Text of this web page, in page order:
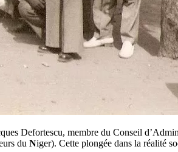
Defortescu, membre du Conseil
du Niger). Cette plongée dans la réalité